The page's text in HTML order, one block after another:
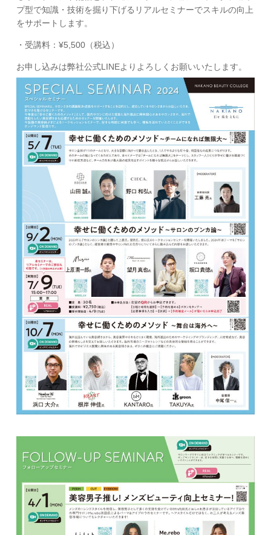
プ型で知識・技術を掘り下げるリアルセミナーでスキルの向上
をサポートします。
・受講料：¥5,500（税込）
お申し込みは弊社公式LINEよりよろしくお願いいたします。